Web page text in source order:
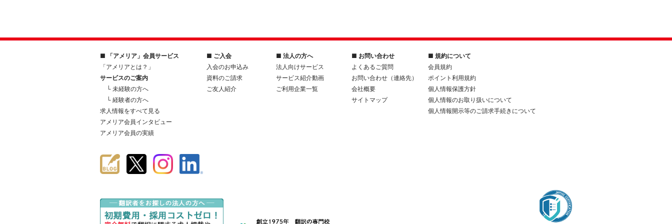
■ 「アメリア」会員サービス
「アメリアとは？」
サービスのご案内
└ 未経験の方へ
└ 経験者の方へ
求人情報をすべて見る
アメリア会員インタビュー
アメリア会員の実績
■ ご入会
入会のお申込み
資料のご請求
ご友人紹介
■ 法人の方へ
法人向けサービス
サービス紹介動画
ご利用企業一覧
■ お問い合わせ
よくあるご質問
お問い合わせ（連絡先）
会社概要
サイトマップ
■ 規約について
会員規約
ポイント利用規約
個人情報保護方針
個人情報のお取り扱いについて
個人情報開示等のご請求手続きについて